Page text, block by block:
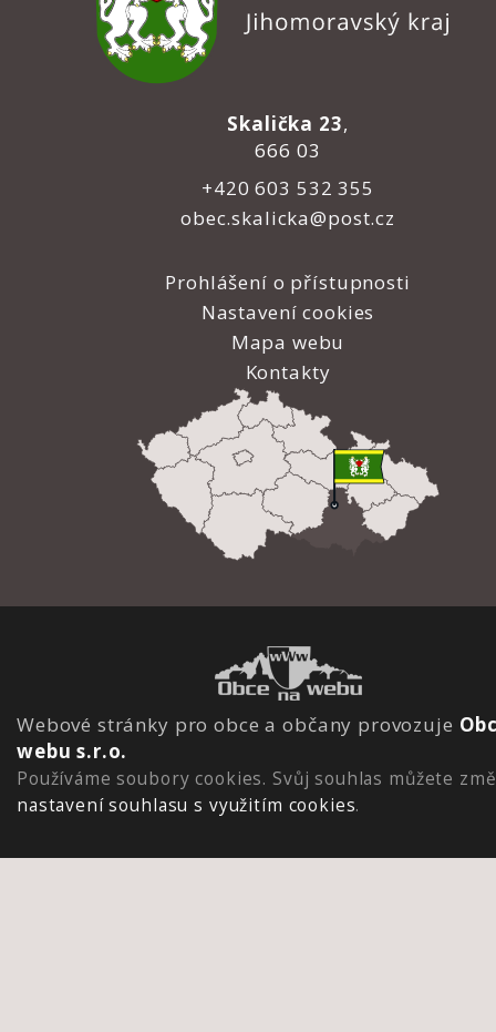
Skalička 23,
666 03
+420 603 532 355
obec.skalicka@post.cz
Prohlášení o přístupnosti
Nastavení cookies
Mapa webu
Kontakty
Webové stránky pro obce a občany provozuje
webu s.r.o.
Používáme soubory cookies. Svůj souhlas můžete
nastavení souhlasu s využitím cookies.